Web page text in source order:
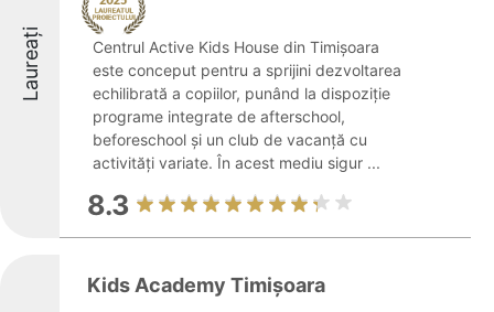
Laureați
Centrul Active Kids House din Timișoara
este conceput pentru a sprijini dezvoltarea
echilibrată a copiilor, punând la dispoziție
programe integrate de afterschool,
beforeschool și un club de vacanță cu
activități variate. În acest mediu sigur ...
8.3
Kids Academy Timișoara